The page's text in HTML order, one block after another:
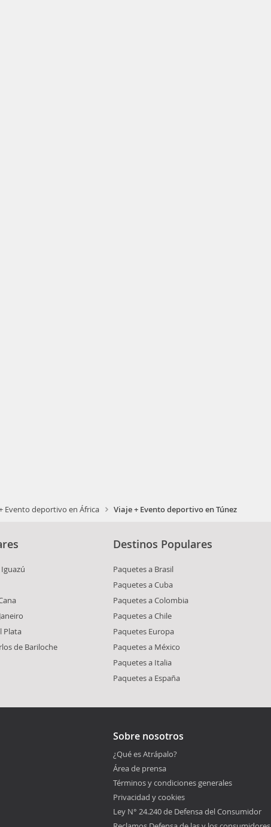
Evento deportivo en África Viaje + Evento deportivo en Túnez
Plata
de Bariloche
Destinos Populares
Paquetes a Brasil
Paquetes a Cuba
Paquetes a Colombia
Paquetes a Chile
Paquetes Europa
Paquetes a México
Paquetes a Italia
Paquetes a España
Sobre nosotros
¿Qué es Atrápalo?
Área de prensa
Términos y condiciones generales
Privacidad y cookies
Ley N° 24.240 de Defensa del Consumidor